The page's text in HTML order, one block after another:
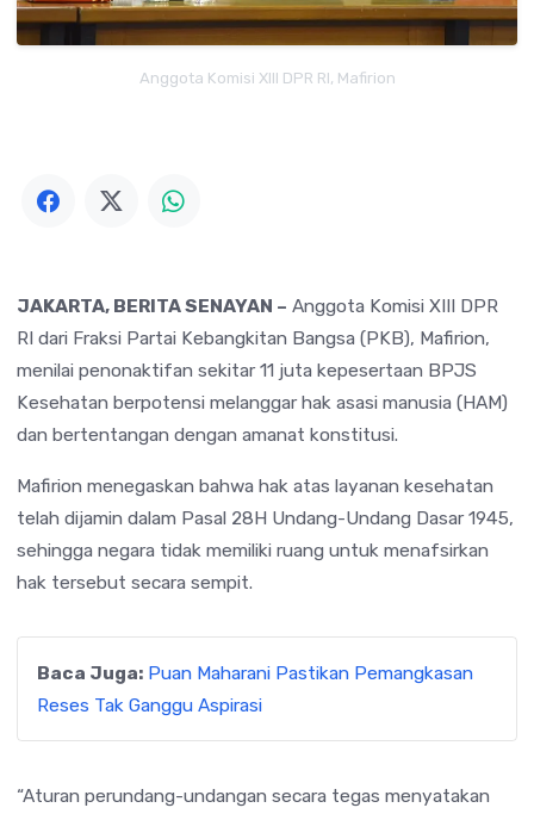
Anggota Komisi XIII DPR RI, Mafirion
JAKARTA, BERITA SENAYAN – Anggota Komisi XIII DPR
RI dari Fraksi Partai Kebangkitan Bangsa (PKB), Mafirion,
menilai penonaktifan sekitar 11 juta kepesertaan BPJS
Kesehatan berpotensi melanggar hak asasi manusia (HAM)
dan bertentangan dengan amanat konstitusi.
Mafirion menegaskan bahwa hak atas layanan kesehatan
telah dijamin dalam Pasal 28H Undang-Undang Dasar 1945,
sehingga negara tidak memiliki ruang untuk menafsirkan
hak tersebut secara sempit.
Baca Juga: Puan Maharani Pastikan Pemangkasan
Reses Tak Ganggu Aspirasi
“Aturan perundang-undangan secara tegas menyatakan